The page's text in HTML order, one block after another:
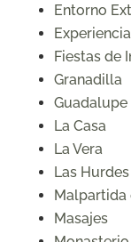
Entorno
Fiestas de
Granadilla
Guadalupe
La Casa
La Vera
Las Hurdes
Malpartida
Masajes